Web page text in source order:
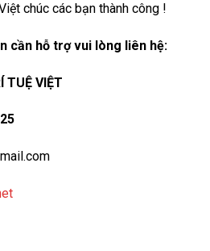
chúc các bạn thành công !
cần hỗ trợ vui lòng liên hệ:
TUỆ VIỆT